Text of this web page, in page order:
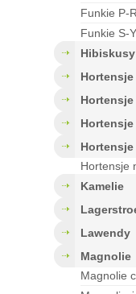
funkie P-R
funkie S-Y
hortensje
kamelie
lawendy
magnolie
Magnolie